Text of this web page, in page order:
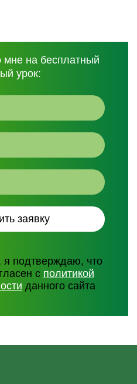
мне на бесплатный
урок:
я подтверждаю, что
с политикой
данного сайта